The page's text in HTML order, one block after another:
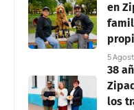
en
5
38
los